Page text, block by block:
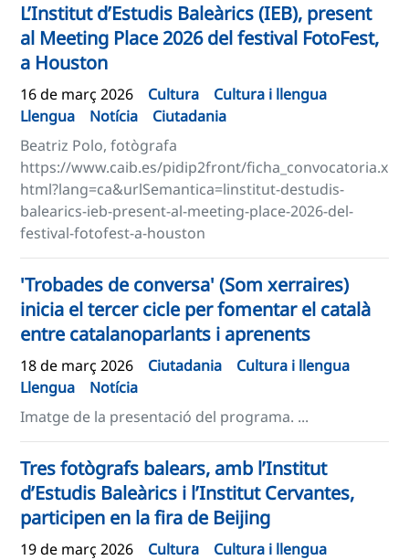
L’Institut d’Estudis Baleàrics (IEB), present
al Meeting Place 2026 del festival FotoFest,
a Houston
16 de març 2026 Cultura
Cultura i llengua
Llengua
Notícia
Ciutadania
Beatriz Polo, fotògrafa
https://www.caib.es/pidip2front/ficha_convocatoria.x
html?lang=ca&urlSemantica=linstitut-destudis-
balearics-ieb-present-al-meeting-place-2026-del-
festival-fotofest-a-houston
'Trobades de conversa' (Som xerraires)
inicia el tercer cicle per fomentar el català
entre catalanoparlants i aprenents
18 de març 2026 Ciutadania
Cultura i llengua
Llengua
Notícia
Imatge de la presentació del programa. ...
Tres fotògrafs balears, amb l’Institut
d’Estudis Baleàrics i l’Institut Cervantes,
participen en la fira de Beijing
19 de març 2026 Cultura
Cultura i llengua